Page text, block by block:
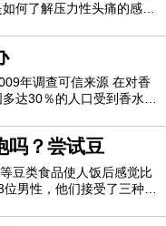
何了解压力性头痛的感
逸地消除压力性头痛。压
学医师Bindiya Gandhi医
原因有很多，包括食物
年调查可信来源 在对香
达30％的人口受到香水的
分是由过度引起的 2,500
常是 未列出可信来源，在
敏症当您过敏时，
吗？尝试豆
豆类食品使人饭后感觉比
男性，他们接受了三种不
心。蔬菜馅饼不仅比肉馅